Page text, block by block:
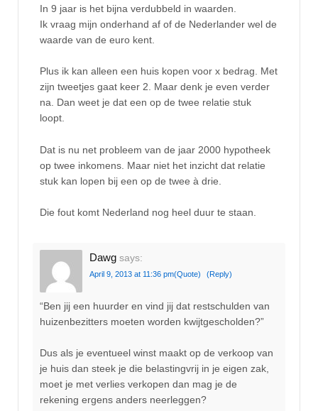
In 9 jaar is het bijna verdubbeld in waarden.
Ik vraag mijn onderhand af of de Nederlander wel de
waarde van de euro kent.
Plus ik kan alleen een huis kopen voor x bedrag. Met
zijn tweetjes gaat keer 2. Maar denk je even verder
na. Dan weet je dat een op de twee relatie stuk
loopt.
Dat is nu net probleem van de jaar 2000 hypotheek
op twee inkomens. Maar niet het inzicht dat relatie
stuk kan lopen bij een op de twee à drie.
Die fout komt Nederland nog heel duur te staan.
Dawg says:
April 9, 2013 at 11:36 pm(Quote) (Reply)
“Ben jij een huurder en vind jij dat restschulden van
huizenbezitters moeten worden kwijtgescholden?”
Dus als je eventueel winst maakt op de verkoop van
je huis dan steek je die belastingvrij in je eigen zak,
moet je met verlies verkopen dan mag je de
rekening ergens anders neerleggen?